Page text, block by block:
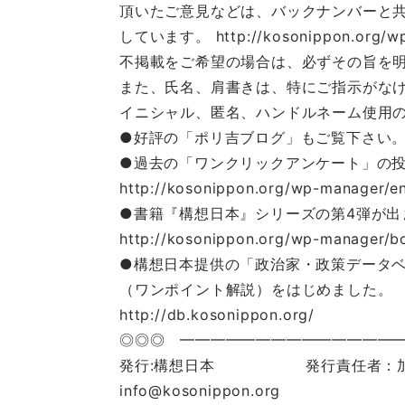
頂いたご意見などは、バックナンバーと
しています。 http://kosonippon.org/
不掲載をご希望の場合は、必ずその旨を
また、氏名、肩書きは、特にご指示がな
イニシャル、匿名、ハンドルネーム使用
●好評の「ポリ吉ブログ」もご覧下
●過去の「ワンクリックアンケート」の
http://kosonippon.org/wp-manager/
●書籍『構想日本』シリーズの第4弾が
http://kosonippon.org/wp-manager/
●構想日本提供の「政治家・政策データ
（ワンポイント解説）をはじめました。
http://db.kosonippon.org/
◎◎◎
発行:構想日本 発行責任者：加
info@kosonippon.org